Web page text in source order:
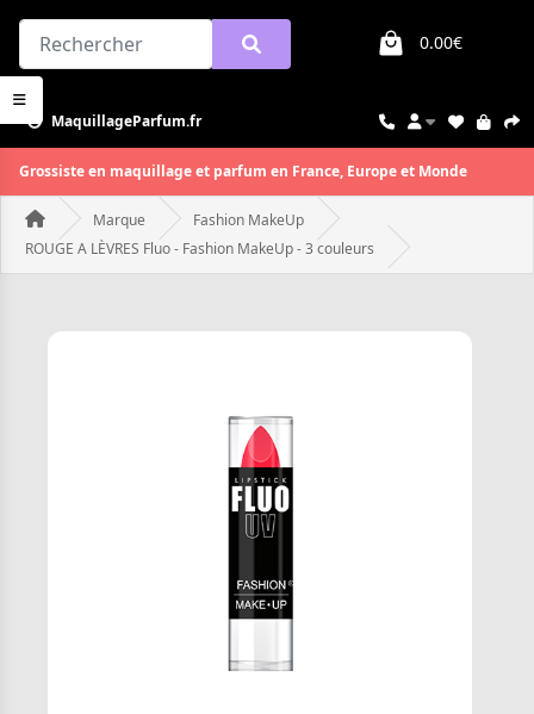
0.00€
MaquillageParfum.fr
Grossiste en maquillage et parfum en France, Europe et Monde
Marque
Fashion MakeUp
ROUGE A LÈVRES Fluo - Fashion MakeUp - 3 couleurs